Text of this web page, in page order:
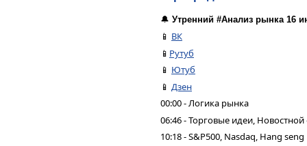
🔔 Утренний #Анализ рынка 16
📱 ВК
📱 Рутуб
📱 Ютуб
📱 Дзен
00:00 - Логика рынка
06:46 - Торговые идеи,
10:18 - S&P500, Nasdaq, Hang seng